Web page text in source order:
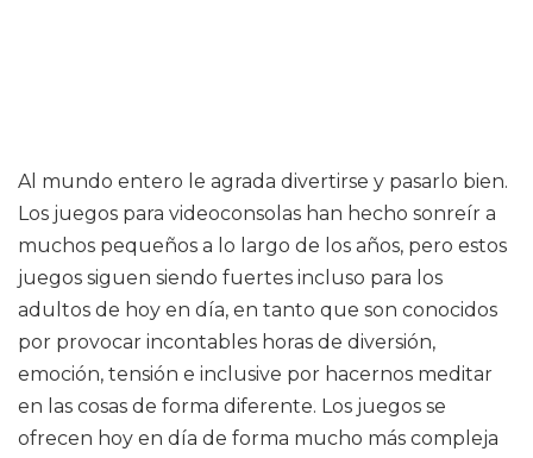
Al mundo entero le agrada divertirse y pasarlo bien.
Los juegos para videoconsolas han hecho sonreír a
muchos pequeños a lo largo de los años, pero estos
juegos siguen siendo fuertes incluso para los
adultos de hoy en día, en tanto que son conocidos
por provocar incontables horas de diversión,
emoción, tensión e inclusive por hacernos meditar
en las cosas de forma diferente. Los juegos se
ofrecen hoy en día de forma mucho más compleja